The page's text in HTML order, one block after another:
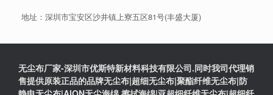
地址：深圳市宝安区沙井镇上寮五区81号(丰盛大厦)
无尘布厂家-深圳市优斯特新材料科技有限公司.同时我司代理销
售提供原装正品的品牌无尘布|超细无尘布|聚酯纤维无尘布|防